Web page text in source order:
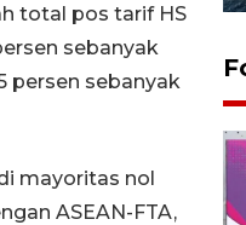
total pos tarif HS
sebanyak
persen sebanyak
mayoritas nol
ASEAN-FTA,